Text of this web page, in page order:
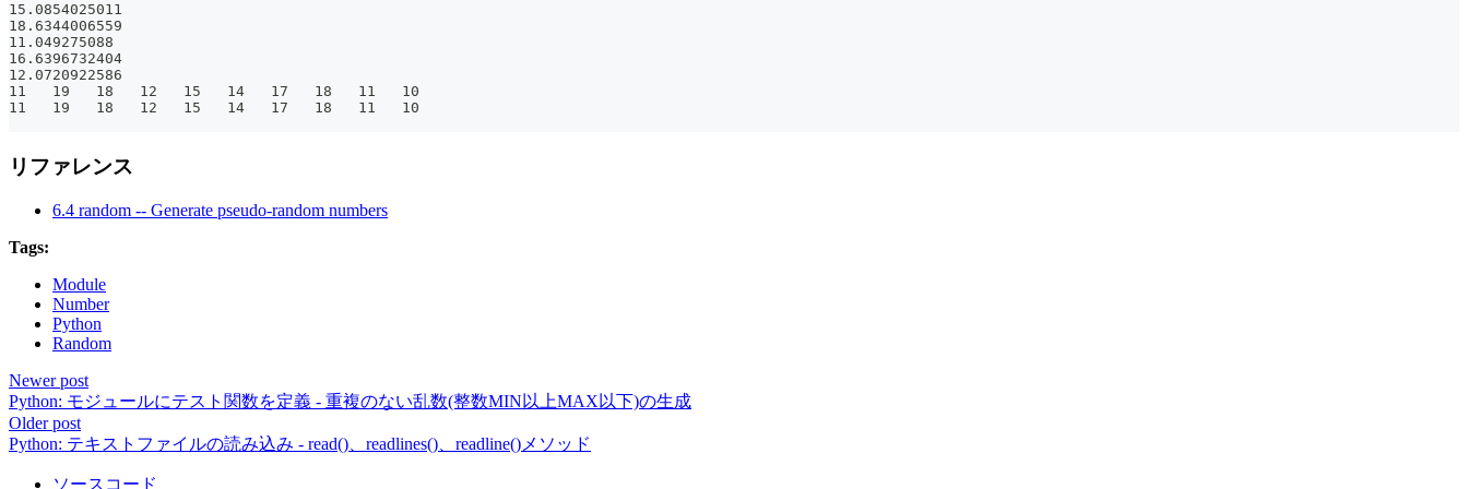
15.0854025011
18.6344006559
11.049275088
16.6396732404
12.0720922586
11   19   18   12   15   14   17   18   11   10
11   19   18   12   15   14   17   18   11   10
リファレンス
6.4 random -- Generate pseudo-random numbers
Tags:
Module
Number
Python
Random
Newer post
Python: モジュールにテスト関数を定義 - 重複のない乱数(整数MIN以上MAX以下)の生成
Older post
Python: テキストファイルの読み込み - read()、readlines()、readline()メソッド
ソースコード